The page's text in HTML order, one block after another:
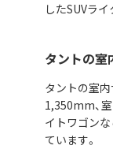
したSUVラ
タントの室
タントの室
1,350mm、
イトワゴン
ています。